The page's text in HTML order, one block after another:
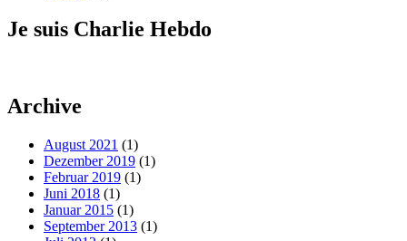
Je suis Charlie Hebdo
Archive
August 2021 (1)
Dezember 2019 (1)
Februar 2019 (1)
Juni 2018 (1)
Januar 2015 (1)
September 2013 (1)